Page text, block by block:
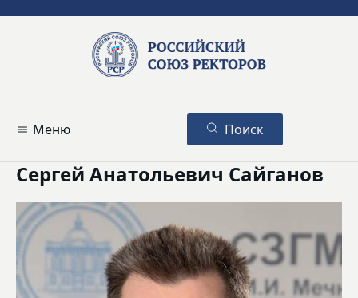
Меню Поиск
Сергей Анатольевич Сайганов